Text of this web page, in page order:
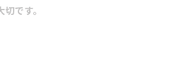
です。